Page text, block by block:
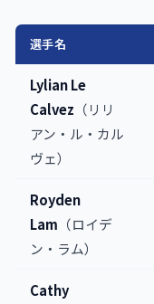
選手名
Lylian Le
Calvez （リリ
アン・ル・カル
ヴェ）
Royden
Lam （ロイデ
ン・ラム）
Cathy